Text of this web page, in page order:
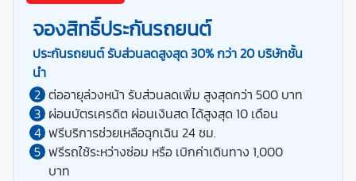
จองสิทธิ์ประกันรถยนต์
ประกันรถยนต์ รับส่วนลดสูงสุด 30% กว่า 20 บริษัทชั้น
นำ
ต่ออายุล่วงหน้า รับส่วนลดเพิ่ม สูงสุดกว่า 500 บาท
ผ่อนบัตรเครดิต ผ่อนเงินสด ได้สูงสุด 10 เดือน
ฟรีบริการช่วยเหลือฉุกเฉิน 24 ชม.
ฟรีรถใช้ระหว่างซ่อม หรือ เบิกค่าเดินทาง 1,000
บาท